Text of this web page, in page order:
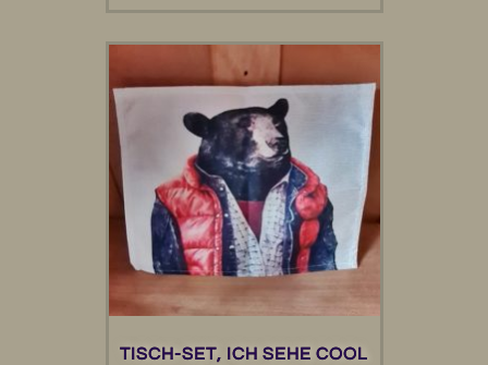
TISCH-SET, ICH SEHE COOL